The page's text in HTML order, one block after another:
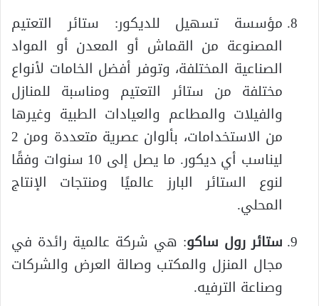
مؤسسة تسهيل للديكور: ستائر التعتيم
المصنوعة من القماش أو المعدن أو المواد
الصناعية المختلفة، وتوفر أفضل الخامات لأنواع
مختلفة من ستائر التعتيم ومناسبة للمنازل
والفيلات والمطاعم والعيادات الطبية وغيرها
من الاستخدامات، بألوان عصرية متعددة ومن 2
ليناسب أي ديكور. ما يصل إلى 10 سنوات وفقًا
لنوع الستائر البارز عالميًا ومنتجات الإنتاج
المحلي.
ستائر رول ساكو: هي شركة عالمية رائدة في
مجال المنزل والمكتب وصالة العرض والشركات
وصناعة الترفيه.